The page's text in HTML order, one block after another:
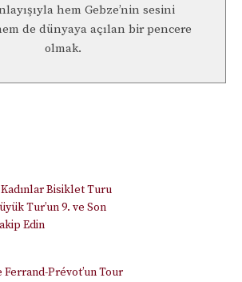
hem Gebze’nin sesini
de dünyaya açılan bir pencere
olmak.
Bisiklet Turu
Tur’un 9. ve Son
Edin
Ferrand-Prévot’un Tour